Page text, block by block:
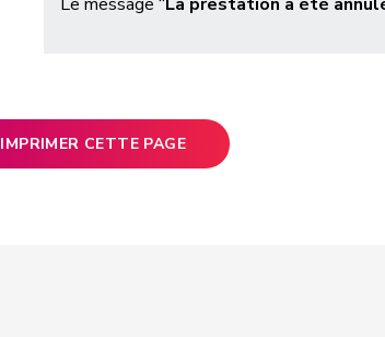
IMPRIMER CETTE PAGE